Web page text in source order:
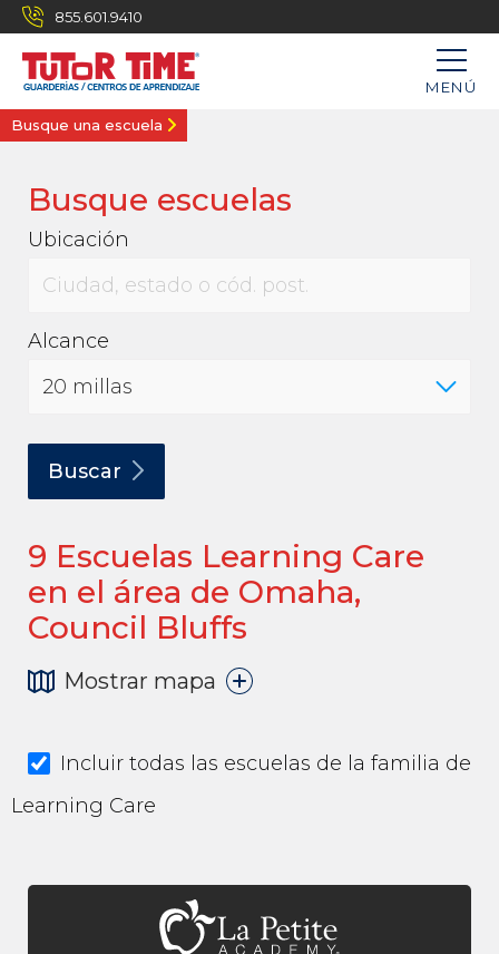
855.601.9410
MENÚ
Busque una escuela
Busque escuelas
Ubicación
Alcance
Buscar
9 Escuelas Learning Care
en el área de Omaha,
Council Bluffs
Mostrar mapa
Incluir todas las escuelas de la familia de
Learning Care